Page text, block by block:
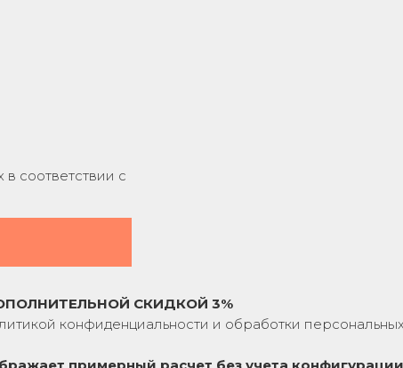
соответствии с
СКИДКОЙ 3%
конфиденциальности и обработки